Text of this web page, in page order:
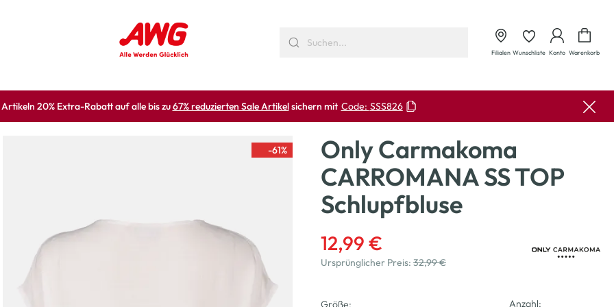
Filialen Wunschliste Konto Warenkorb
20% Extra-Rabatt auf alle bis zu67% reduzierten Sale Artikelsichern mit Code: SSS826
-61%
Only Carmakoma
CARROMANA SS TOP
Schlupfbluse
12,99 €
Ursprünglicher Preis: 32,99 €
Größe: Anzahl: